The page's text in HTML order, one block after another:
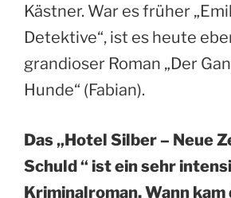
Kästner. War es früher
Detektive“, ist es heute
grandioser Roman „Der
Hunde“ (Fabian).
Das „Hotel Silber – Neue
Schuld “ ist ein sehr
Kriminalroman.Wann kam